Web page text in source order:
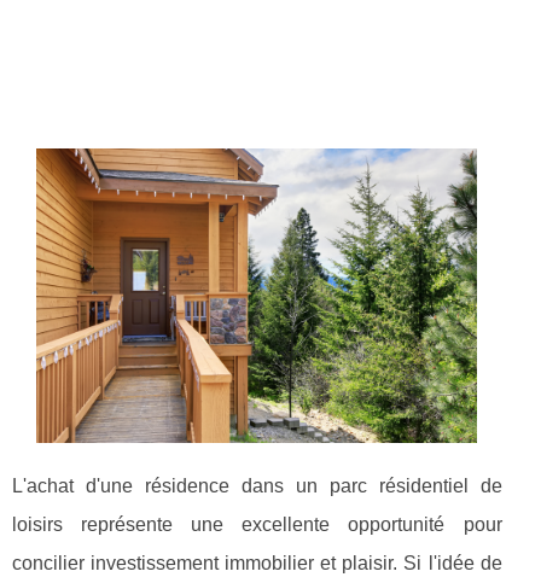
L'achat d'une résidence dans un parc résidentiel de
loisirs représente une excellente opportunité pour
concilier investissement immobilier et plaisir. Si l'idée de